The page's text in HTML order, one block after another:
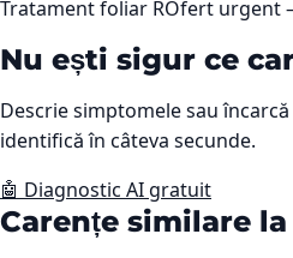
Tratament foliar ROfert urgent
Nu ești sigur ce
Descrie simptomele sau
identifică în câteva secunde.
🤖 Diagnostic AI gratuit
Carențe similare